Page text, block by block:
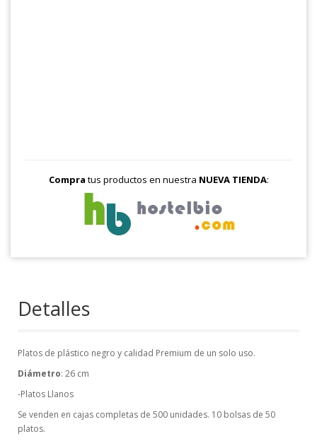
Compra tus productos en nuestra NUEVA TIENDA:
Detalles
Platos de plástico negro y calidad Premium de un solo uso.
Diámetro: 26 cm
-Platos Llanos
Se venden en cajas completas de 500 unidades. 10 bolsas de 50
platos.